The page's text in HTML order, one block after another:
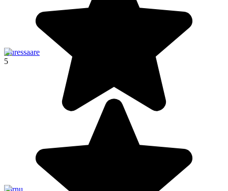
Kuressaare
5